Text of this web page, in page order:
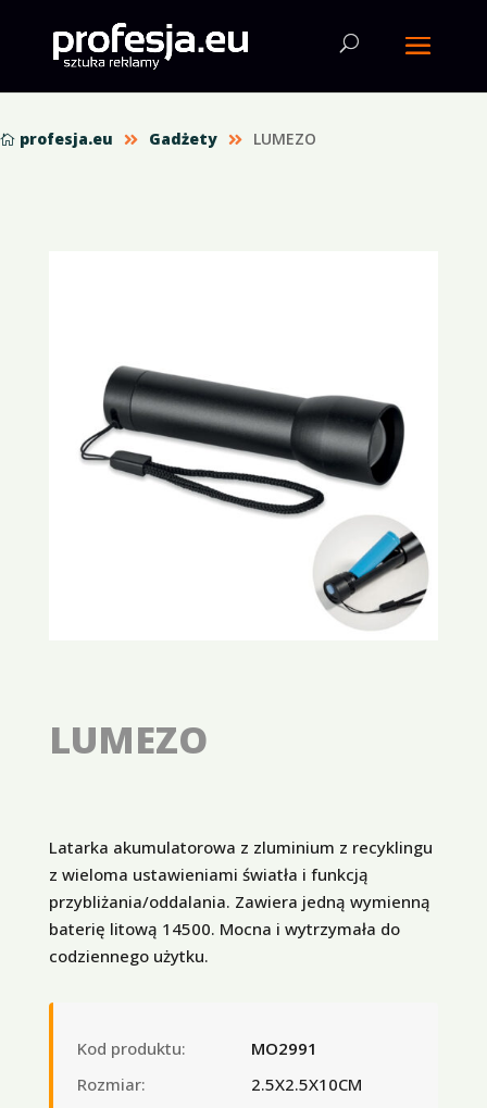
 profesja.eu  Gadżety  LUMEZO
LUMEZO
Latarka akumulatorowa z zluminium z recyklingu
z wieloma ustawieniami światła i funkcją
przybliżania/oddalania. Zawiera jedną wymienną
baterię litową 14500. Mocna i wytrzymała do
codziennego użytku.
Kod produktu:
MO2991
Rozmiar:
2.5X2.5X10CM